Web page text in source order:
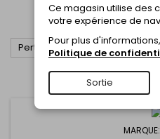
Pertinence
Affichage 1-5
MARQUE:
Ce magasin utilise des
votre expérience de
Pour plus
Politique de
Sortie